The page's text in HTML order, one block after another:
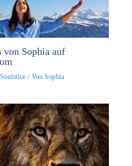
von Sophia auf
Soulstice/ Von Sophia